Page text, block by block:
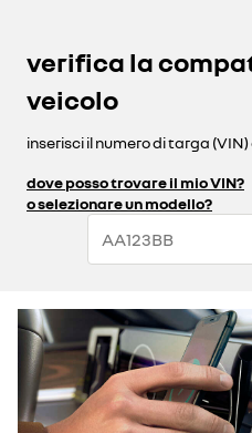
verifica la
veicolo
inserisci il numero di targa
dove posso trovare il mio VIN?
o selezionare un modello?